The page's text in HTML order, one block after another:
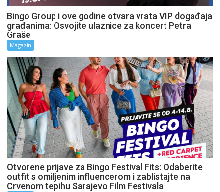
Bingo Group i ove godine otvara vrata VIP događaja
građanima: Osvojite ulaznice za koncert Petra
Graše
Magazin
Otvorene prijave za Bingo Festival Fits: Odaberite
outfit s omiljenim influencerom i zablistajte na
Crvenom tepihu Sarajevo Film Festivala